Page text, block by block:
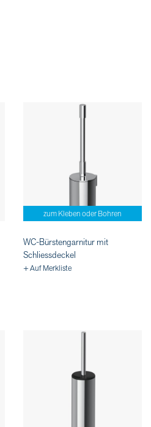
zum Kleben oder Bohren
WC-Bürstengarnitur mit
Schliessdeckel
+ Auf Merkliste